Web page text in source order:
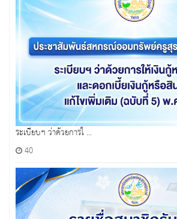
ระเบียบฯ ว่าด้วยการใ ...
40